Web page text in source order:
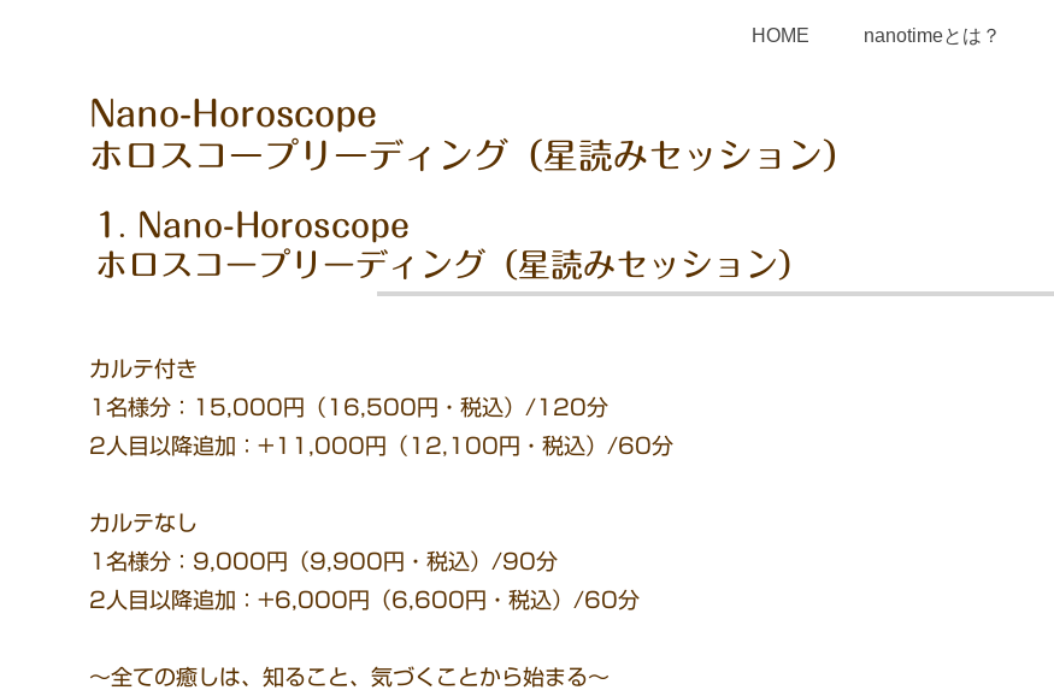
HOME nanotimeとは？
Nano-Horoscope
ホロスコープリーディング（星読みセッション）
Nano-Horoscope
ホロスコープリーディング（星読みセッション）
カルテ付き
1名様分：15,000円（16,500円・税込）/120分
2人目以降追加：+11,000円（12,100円・税込）/60分
カルテなし
1名様分：9,000円（9,900円・税込）/90分
2人目以降追加：+6,000円（6,600円・税込）/60分
～全ての癒しは、知ること、気づくことから始まる～